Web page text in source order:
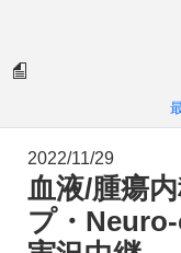
2022/11/29
血液/腫瘍
プ・